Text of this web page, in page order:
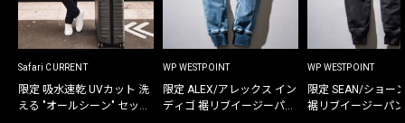
Safari CURRENT
限定 吸水速乾 UVカット 洗
える "オールシーン" セット
WP WESTPOINT
限定 ALEX/アレックス イン
ディゴ 裾リブイージーパン
WP WESTPOINT
限定 SEAN/ショー
裾リブイージーパ